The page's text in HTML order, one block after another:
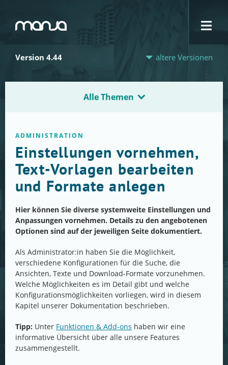
Navigation
Version 4.44 ältere Versionen
Alle Themen
ADMINISTRATION
Einstellungen vornehmen,
Text-Vorlagen bearbeiten
und Formate anlegen
Hier können Sie diverse systemweite Einstellungen und
Anpassungen vornehmen. Details zu den angebotenen
Optionen sind auf der jeweiligen Seite dokumentiert.
Als Administrator:in haben Sie die Möglichkeit,
verschiedene Konfigurationen für die Suche, die
Ansichten, Texte und Download-Formate vorzunehmen.
Welche Möglichkeiten es im Detail gibt und welche
Konfigurationsmöglichkeiten vorliegen, wird in diesem
Kapitel unserer Dokumentation beschrieben.
Tipp: Unter Funktionen & Add-ons haben wir eine
informative Übersicht über alle unsere Features
zusammengestellt.